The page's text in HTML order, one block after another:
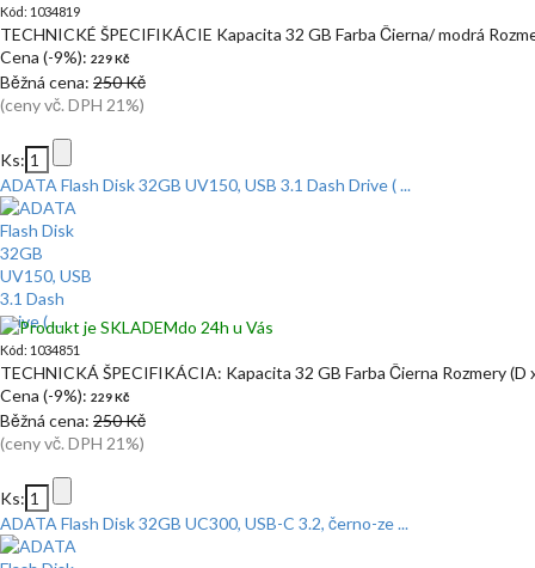
Kód: 1034819
TECHNICKÉ ŠPECIFIKÁCIE Kapacita 32 GB Farba Čierna/ modrá
Cena (-9%): 229 Kč
Běžná cena: 250 Kč
(ceny vč. DPH 21%)
Ks:
ADATA Flash Disk 32GB UV150, USB 3.1 Dash Drive ( ...
do 24h u Vás
Kód: 1034851
TECHNICKÁ ŠPECIFIKÁCIA: Kapacita 32 GB Farba Čierna Rozmery (D
Cena (-9%): 229 Kč
Běžná cena: 250 Kč
(ceny vč. DPH 21%)
Ks:
ADATA Flash Disk 32GB UC300, USB-C 3.2, černo-ze ...